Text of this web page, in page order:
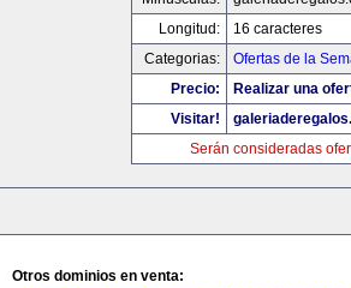
Longitud:
16 caracteres
Categorias:
Ofertas de la
Precio:
Realizar una
Visitar!
Serán consideradas
Otros dominios en venta: